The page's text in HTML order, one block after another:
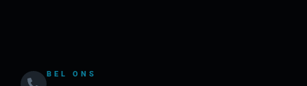
BEL ONS